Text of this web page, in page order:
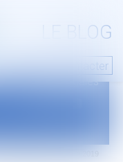
LE BLOG
Nous contacter
Mentions légales